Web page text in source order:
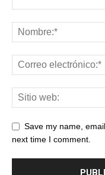
Save my name,
next time I comment.